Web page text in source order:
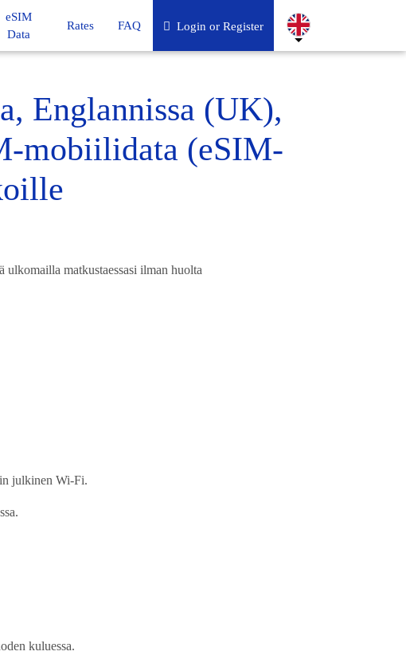
eSIM
Data
Rates FAQ Login or Register
Englannissa (UK),
mobiilidata (eSIM-
matkustaessasi ilman huolta
julkinen Wi-Fi.
kuluessa.